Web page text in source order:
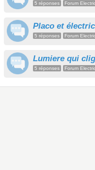
5 réponses Forum
Placo et
5 réponses Forum
Lumiere qui
5 réponses Forum